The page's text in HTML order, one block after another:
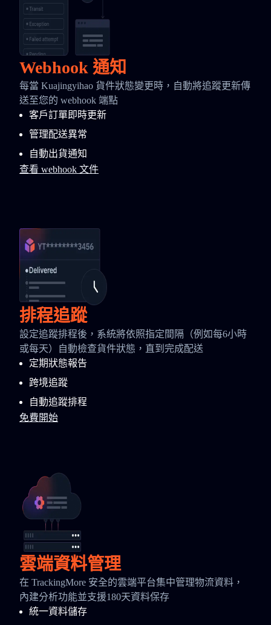
Webhook 通知
每當 Kuajingyihao 貨件狀態變更時，自動將追蹤更新傳
送至您的 webhook 端點
客戶訂單即時更新
管理配送異常
自動出貨通知
查看 webhook 文件
排程追蹤
設定追蹤排程後，系統將依照指定間隔（例如每6小時
或每天）自動檢查貨件狀態，直到完成配送
定期狀態報告
跨境追蹤
自動追蹤排程
免費開始
雲端資料管理
在 TrackingMore 安全的雲端平台集中管理物流資料，
內建分析功能並支援180天資料保存
統一資料儲存